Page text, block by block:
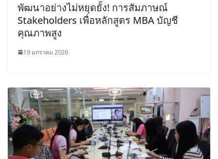
พัฒนาอย่างไม่หยุดยั้ง! การสัมภาษณ์
Stakeholders เพื่อหลักสูตร MBA บัญชี
คุณภาพสูง
19 มกราคม 2026